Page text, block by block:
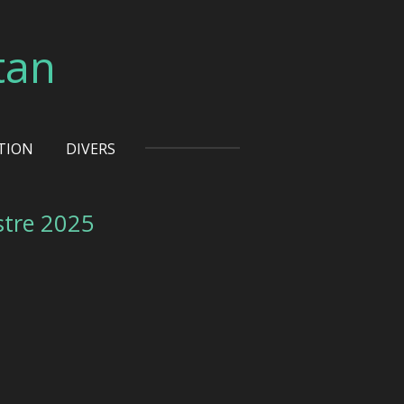
DIVERS
2025